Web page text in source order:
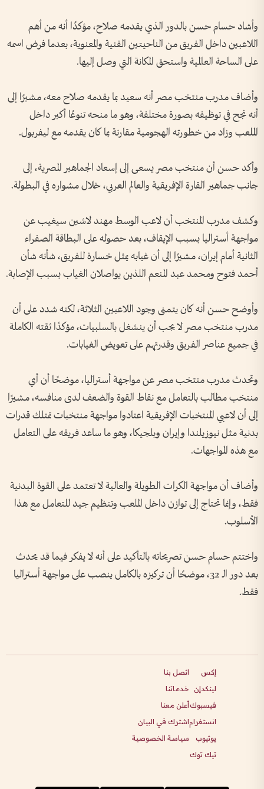
وأشاد حسام حسن بالدور الذي يقدمه صلاح، مؤكدًا أنه من أهم
اللاعبين داخل الفريق من الناحيتين الفنية والمعنوية، بعدما فرض اسمه
على الساحة العالمية واستحق المكانة التي وصل إليها.
وأضاف مدرب منتخب مصر أنه سعيد بما يقدمه صلاح معه، مشيرًا إلى
أنه نجح في توظيفه بصورة مختلفة، وهو ما منحه تنوعًا أكبر داخل
الملعب وزاد من خطورته الهجومية مقارنة بما كان يقدمه مع ليفربول.
وأكد حسن أن منتخب مصر يسعى إلى إسعاد الجماهير المصرية، إلى
جانب جماهير القارة الإفريقية والعالم العربي، خلال مشواره في البطولة.
وكشف مدرب المنتخب أن لاعب الوسط مهند لاشين سيغيب عن
مواجهة أستراليا بسبب الإيقاف، بعد حصوله على البطاقة الصفراء
الثانية أمام إيران، مشيرًا إلى أن غيابه يمثل خسارة للفريق، شأنه شأن
أحمد فتوح ومحمد عبد المنعم اللذين يواصلان الغياب بسبب الإصابة.
وأوضح حسن أنه كان يتمنى وجود اللاعبين الثلاثة، لكنه شدد على أن
مدرب منتخب مصر لا يجب أن ينشغل بالسلبيات، مؤكدًا ثقته الكاملة
في جميع عناصر الفريق وقدرتهم على تعويض الغيابات.
وتحدث مدرب منتخب مصر عن مواجهة أستراليا، موضحًا أن أي
منتخب مطالب بالتعامل مع نقاط القوة والضعف لدى منافسه، مشيرًا
إلى أن لاعبي المنتخبات الإفريقية اعتادوا مواجهة منتخبات تمتلك قدرات
بدنية مثل نيوزيلندا وإيران وبلجيكا، وهو ما ساعد فريقه على التعامل
مع هذه المواجهات.
وأضاف أن مواجهة الكرات الطويلة والعالية لا تعتمد على القوة البدنية
فقط، وإنما تحتاج إلى توازن داخل الملعب وتنظيم جيد للتعامل مع هذا
الأسلوب.
واختتم حسام حسن تصريحاته بالتأكيد على أنه لا يفكر فيما قد يحدث
بعد دور الـ 32، موضحًا أن تركيزه بالكامل ينصب على مواجهة أستراليا
فقط.
إكس
لينكدإن
فيسبوك
انستغرام
يوتيوب
تيك توك
اتصل بنا
خدماتنا
أعلن معنا
اشترك في البيان
سياسة الخصوصية